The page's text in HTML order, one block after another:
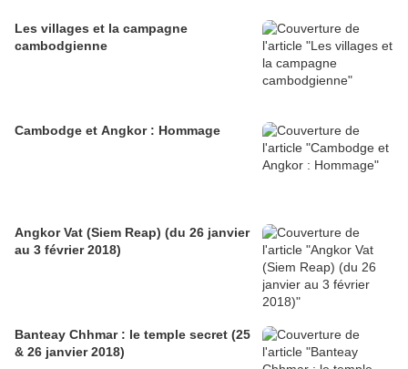
Les villages et la campagne
cambodgienne
Cambodge et Angkor : Hommage
Angkor Vat (Siem Reap) (du 26 janvier
au 3 février 2018)
Banteay Chhmar : le temple secret (25
& 26 janvier 2018)